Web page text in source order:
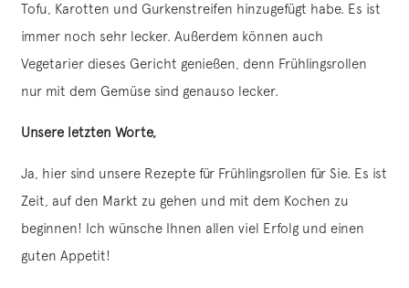
Tofu, Karotten und Gurkenstreifen hinzugefügt habe. Es ist
immer noch sehr lecker. Außerdem können auch
Vegetarier dieses Gericht genießen, denn Frühlingsrollen
nur mit dem Gemüse sind genauso lecker.
Unsere letzten Worte,
Ja, hier sind unsere Rezepte für Frühlingsrollen für Sie. Es ist
Zeit, auf den Markt zu gehen und mit dem Kochen zu
beginnen! Ich wünsche Ihnen allen viel Erfolg und einen
guten Appetit!